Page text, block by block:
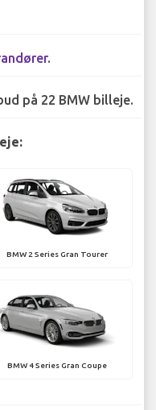
.
på 22 BMW billeje.
BMW 2 Series Gran Tourer
BMW 4 Series Gran Coupe